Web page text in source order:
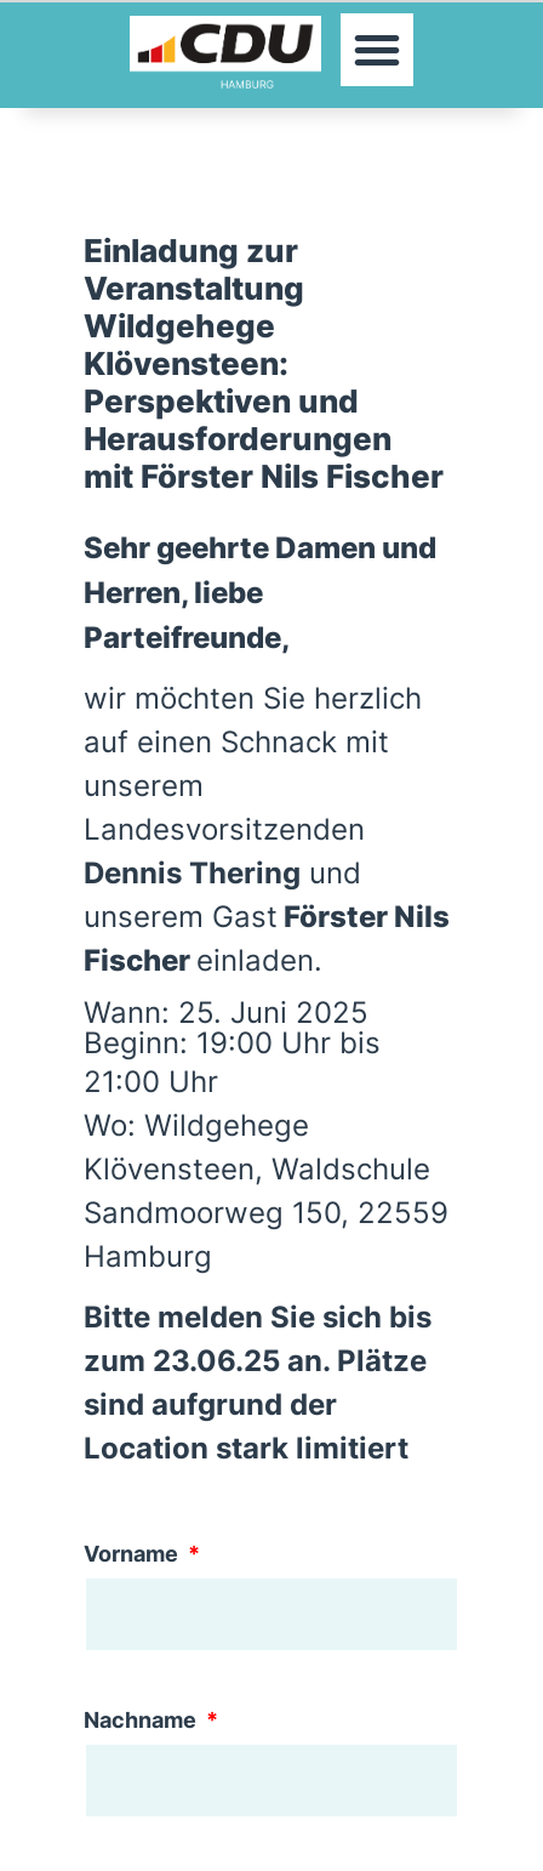
MOIN!
AKTUELLES
SPENDEN
MITGLIED WERDEN!
Einladung zur
Veranstaltung
Wildgehege
Klövensteen:
Perspektiven und
Herausforderungen
mit Förster Nils Fischer
Sehr geehrte Damen und
Herren, liebe
Parteifreunde,
wir möchten Sie herzlich
auf einen Schnack mit
unserem
Landesvorsitzenden
Dennis Thering und
unserem Gast Förster Nils
Fischer einladen.
Wann: 25. Juni 2025
Beginn: 19:00 Uhr bis
21:00 Uhr
Wo: Wildgehege
Klövensteen, Waldschule
Sandmoorweg 150, 22559
Hamburg
Bitte melden Sie sich bis
zum 23.06.25 an. Plätze
sind aufgrund der
Location stark limitiert
Vorname
Nachname